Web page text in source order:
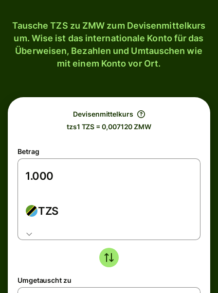
Tausche TZS zu ZMW zum Devisenmittelkurs
um. Wise ist das internationale Konto für das
Überweisen, Bezahlen und Umtauschen wie
mit einem Konto vor Ort.
Devisenmittelkurs
tzs1 TZS = 0,007120 ZMW
Betrag
TZS
Umgetauscht zu